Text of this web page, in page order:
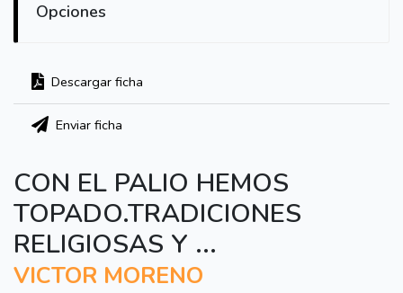
Opciones
Descargar ficha
Enviar ficha
CON EL PALIO HEMOS
TOPADO.TRADICIONES
RELIGIOSAS Y ...
VICTOR MORENO